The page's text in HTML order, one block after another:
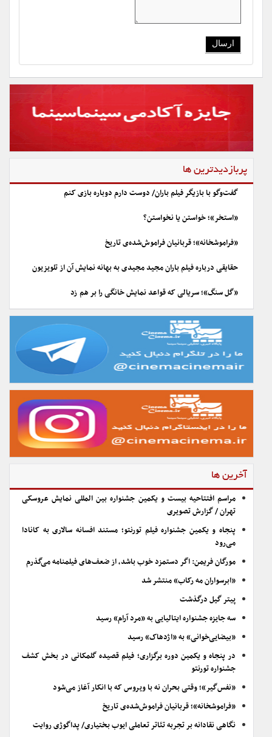
پربازدیدترین ها
گفت‌وگو با بازیگر فیلم باران/ دوست دارم دوباره بازی کنم
«استخر»؛ خواستن یا نخواستن؟
«فراموشخانه»؛ قربانیان فراموش‌شده‌ی تاریخ
حقایقی درباره فیلم باران مجید مجیدی به بهانه نمایش آن از تلویزیون
«گل سنگ»؛ سریالی که قواعد نمایش خانگی را بر هم زد
آخرین ها
مراسم افتتاحیه بیست و یکمین جشنواره بین المللی نمایش عروسکی
تهران / گزارش تصویری
پنجاه و یکمین جشنواره فیلم تورنتو؛ مستند افسانه سالاری به کانادا
می‌رود
مورگان فریمن: اگر دستمزد خوب باشد، از ضعف‌های فیلمنامه می‌گذرم
«ابرسواران مه رکاب» منتشر شد
پیتر گیل درگذشت
سه جایزه جشنواره ایتالیایی به «مرد آرام» رسید
«بیضایی‌خوانی» به «اژدهاک» رسید
در پنجاه و یکمین دوره برگزاری؛ فیلم قصیده گلمکانی در بخش کشف
جشنواره تورنتو
«نفس‌گیر»؛ وقتی بحران نه با ویروس که با انکار آغاز می‌شود
«فراموشخانه»؛ قربانیان فراموش‌شده‌ی تاریخ
نگاهی نقادانه بر تجربه تئاتر تعاملی ایوب بختیاری/ پداگوژی روایت